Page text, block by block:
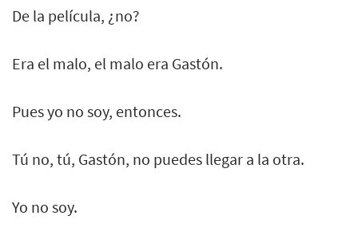
De la película, ¿no?
Era el malo, el malo era Gastón.
Pues yo no soy, entonces.
Tú no, tú, Gastón, no puedes llegar a la otra.
Yo no soy.